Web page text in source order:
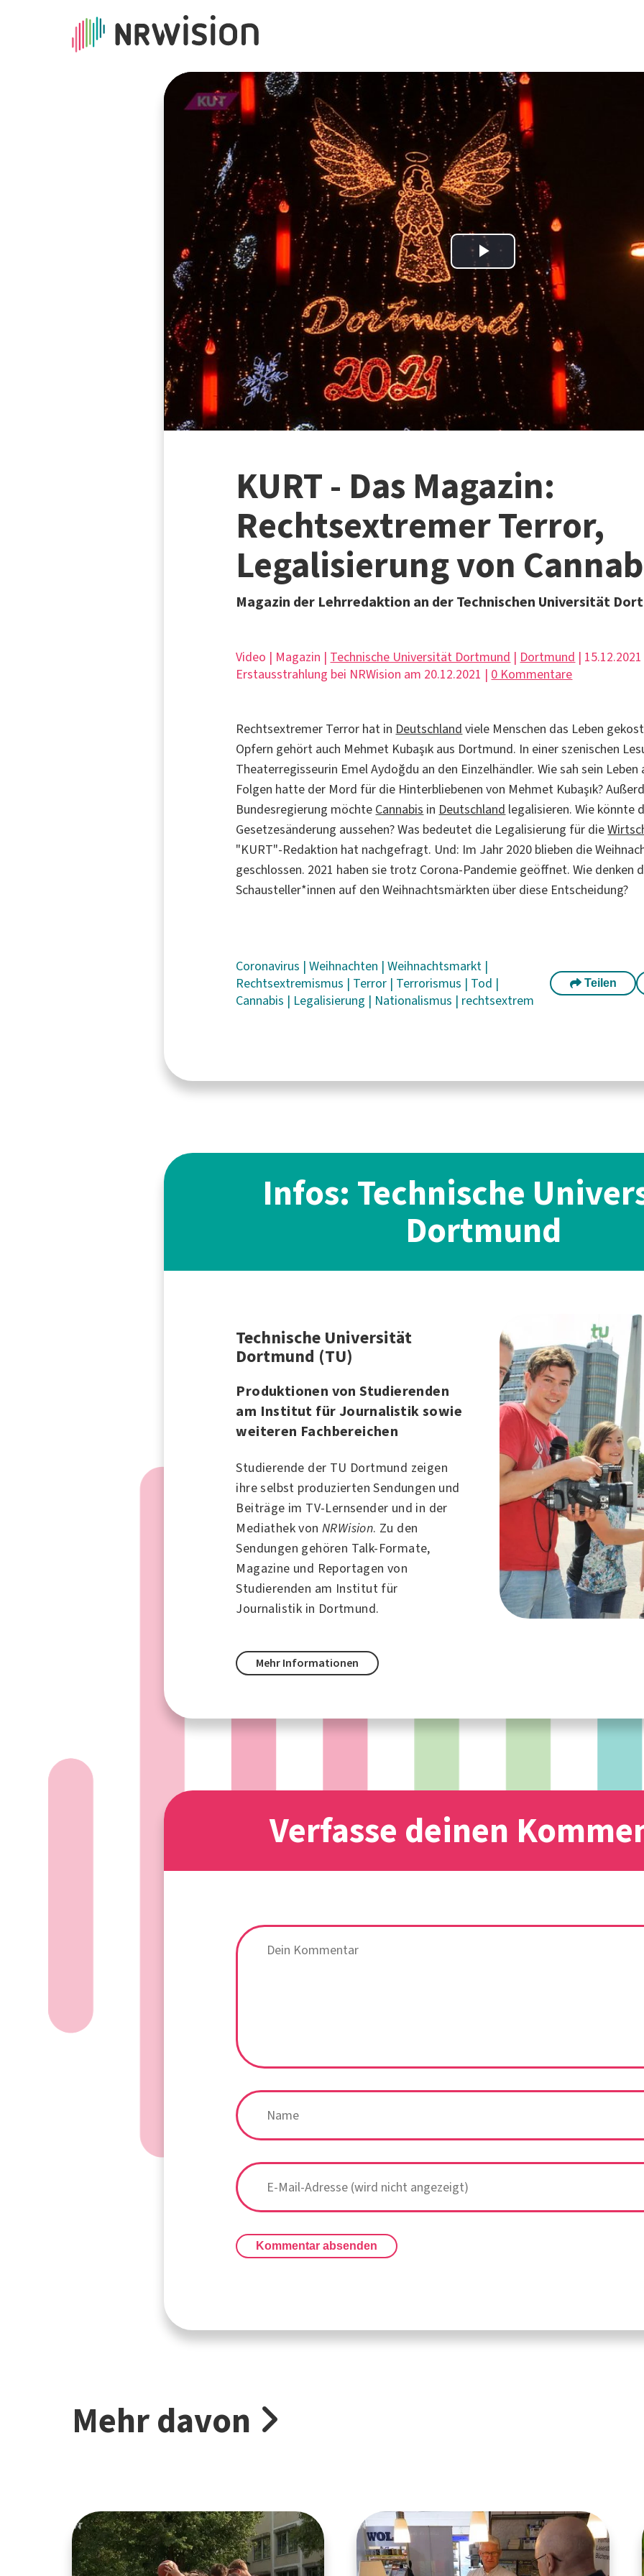
Play
Video
KURT - Das Magazin:
Rechtsextremer Terror,
Legalisierung von
Magazin der Lehrredaktion an der Technischen Universität
Video | Magazin | Technische Universität Dortmund | Dortmund |
Erstausstrahlung bei NRWision am 20.12.2021 | 0 Kommentare
Rechtsextremer Terror hat in Deutschland viele Menschen das Leben
Opfern gehört auch Mehmet Kubaşık aus Dortmund. In einer szenischen
Theaterregisseurin Emel Aydoğdu an den Einzelhändler. Wie sah sein Leben
Folgen hatte der Mord für die Hinterbliebenen von Mehmet Kubaşık?
Bundesregierung möchte Cannabis in Deutschland legalisieren. Wie könnte
Gesetzesänderung aussehen? Was bedeutet die Legalisierung für die
"KURT"-Redaktion hat nachgefragt. Und: Im Jahr 2020 blieben die
geschlossen. 2021 haben sie trotz Corona-Pandemie geöffnet. Wie denken
Schausteller*innen auf den Weihnachtsmärkten über diese Entscheidung?
Coronavirus |Weihnachten |Weihnachtsmarkt |
Rechtsextremismus | Terror | Terrorismus | Tod |
Cannabis | Legalisierung | Nationalismus | rechtsextrem
Teilen
Infos: Technische
Dortmund
Technische Universität
Dortmund (TU)
Produktionen von Studierenden
am Institut für Journalistik sowie
weiteren Fachbereichen
Studierende der TU Dortmund zeigen
ihre selbst produzierten Sendungen und
Beiträge im TV-Lernsender und in der
Mediathek vonNRWision. Zu den
Sendungen gehören Talk-Formate,
Magazine und Reportagen von
Studierenden am Institut für
Journalistik in Dortmund.
Mehr Informationen
Verfasse deinen
Kommentar absenden
Mehr davon